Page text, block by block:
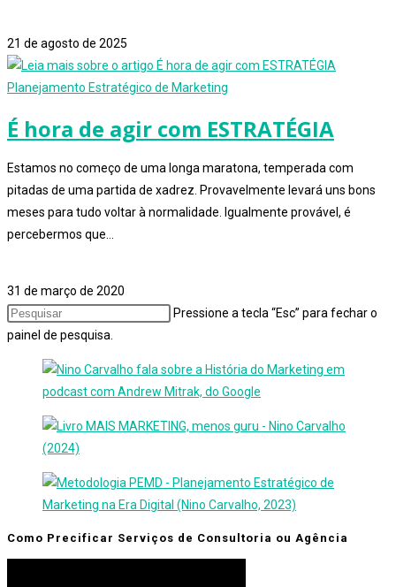
21 de agosto de 2025
Planejamento Estratégico de Marketing
É hora de agir com ESTRATÉGIA
Estamos no começo de uma longa maratona, temperada com
pitadas de uma partida de xadrez. Provavelmente levará uns bons
meses para tudo voltar à normalidade. Igualmente provável, é
percebermos que…
31 de março de 2020
Pressione a tecla “Esc” para fechar o
painel de pesquisa.
Como Precificar Serviços de Consultoria ou Agência